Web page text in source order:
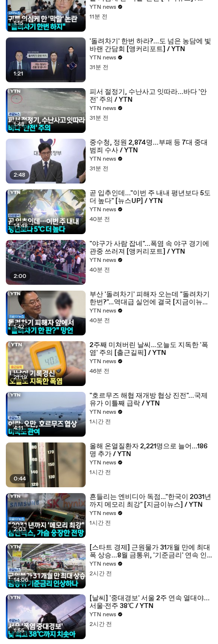
1:15
YTN
YTN news
11분 전
1:21
'돌려차기' 한번 하라?...도 넘은 농담에 빛
바랜 간담회 [앵커리포트] / YTN
YTN news
31분 전
1:48
피서 절정기, 수난사고 잇따라...바다 '안
전' 주의 / YTN
YTN news
31분 전
2:48
중수청, 정원 2,874명...부패 등 7대 중대
범죄 수사 / YTN
YTN news
31분 전
14:48
곧 입추인데..."이번 주 내내 평년보다 5도
더 높다" [뉴스UP] / YTN
YTN news
40분 전
2:00
"야구가 사람 잡네"...폭염 속 야구 경기에
관중 쓰러져 [앵커리포트] / YTN
YTN news
40분 전
1:42
부산 '돌려차기' 피해자 오는데 "돌려차기
한번?"…역대급 실언에 결국 [지금이뉴스]
/ YTN
YTN news
40분 전
21:19
2주째 미쳐버린 날씨…오늘도 지독한 '폭
염' 주의 [출근길픽] / YTN
YTN news
46분 전
4:11
"호르무즈 해협 재개방 협상 진전"...국제
유가 이틀째 급락 / YTN
YTN news
1시간 전
0:44
올해 온열질환자 2,221명으로 늘어...186
명 추가 / YTN
YTN news
1시간 전
2:03
흔들리는 엔비디아 독점…"한국이 2031년
까지 메모리 최강" [지금이뉴스] / YTN
YTN news
1시간 전
14:06
[스타트 경제] 근원물가 31개월 만에 최대
폭 상승...8월 금통위, '기준금리' 연속 인
상하나 / YTN
YTN news
2시간 전
1:55
[날씨] '중대경보' 서울 2주 연속 열대야...
서울·전주 38℃ / YTN
YTN news
2시간 전